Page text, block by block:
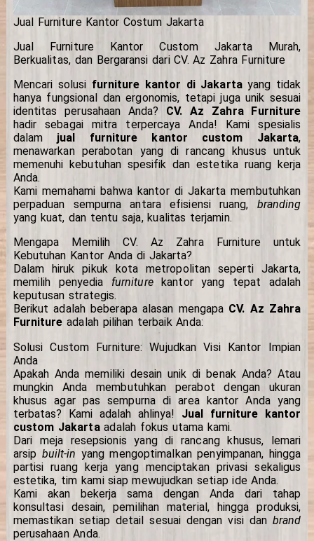
Jual Furniture Kantor Costum Jakarta
Jual Furniture Kantor Custom Jakarta Murah,
Berkualitas, dan Bergaransi dari CV. Az Zahra Furniture
Mencari solusi furniture kantor di Jakartayang tidak
hanya fungsional dan ergonomis, tetapi juga unik sesuai
identitas perusahaan Anda? CV. Az Zahra Furniture
hadir sebagai mitra terpercaya Anda! Kami spesialis
dalam jual furniture kantor custom Jakarta,
menawarkan perabotan yang di rancang khusus untuk
memenuhi kebutuhan spesifik dan estetika ruang kerja
Anda.
Kami memahami bahwa kantor di Jakarta membutuhkan
perpaduan sempurna antara efisiensi ruang, branding
yang kuat, dan tentu saja, kualitas terjamin.
Mengapa Memilih CV. Az Zahra Furniture untuk
Kebutuhan Kantor Anda di Jakarta?
Dalam hiruk pikuk kota metropolitan seperti Jakarta,
memilih penyedia furniturekantor yang tepat adalah
keputusan strategis.
Berikut adalah beberapa alasan mengapa CV. Az Zahra
Furniture adalah pilihan terbaik Anda:
Solusi Custom Furniture: Wujudkan Visi Kantor Impian
Anda
Apakah Anda memiliki desain unik di benak Anda? Atau
mungkin Anda membutuhkan perabot dengan ukuran
khusus agar pas sempurna di area kantor Anda yang
terbatas? Kami adalah ahlinya! Jual furniture kantor
custom Jakartaadalah fokus utama kami.
Dari meja resepsionis yang di rancang khusus, lemari
arsip built-in yang mengoptimalkan penyimpanan, hingga
partisi ruang kerja yang menciptakan privasi sekaligus
estetika, tim kami siap mewujudkan setiap ide Anda.
Kami akan bekerja sama dengan Anda dari tahap
konsultasi desain, pemilihan material, hingga produksi,
memastikan setiap detail sesuai dengan visi dan brand
perusahaan Anda.